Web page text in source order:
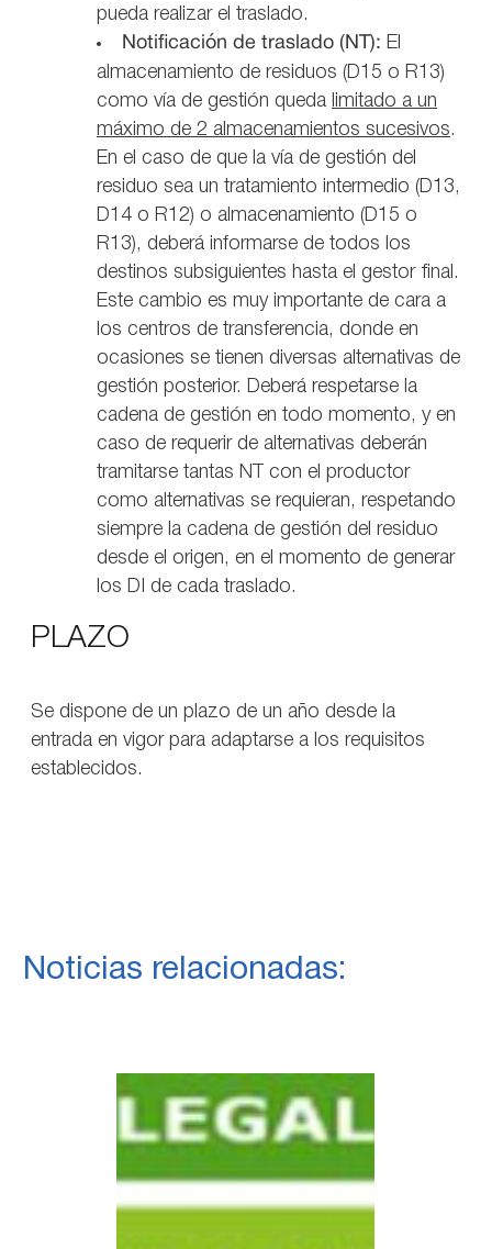
pueda realizar el traslado.
Notificación de traslado (NT): El
almacenamiento de residuos (D15 o R13)
como vía de gestión queda limitado a un
máximo de 2 almacenamientos sucesivos.
En el caso de que la vía de gestión del
residuo sea un tratamiento intermedio (D13,
D14 o R12) o almacenamiento (D15 o
R13), deberá informarse de todos los
destinos subsiguientes hasta el gestor final.
Este cambio es muy importante de cara a
los centros de transferencia, donde en
ocasiones se tienen diversas alternativas de
gestión posterior. Deberá respetarse la
cadena de gestión en todo momento, y en
caso de requerir de alternativas deberán
tramitarse tantas NT con el productor
como alternativas se requieran, respetando
siempre la cadena de gestión del residuo
desde el origen, en el momento de generar
los DI de cada traslado.
PLAZO
Se dispone de un plazo de un año desde la
entrada en vigor para adaptarse a los requisitos
establecidos.
Noticias relacionadas: